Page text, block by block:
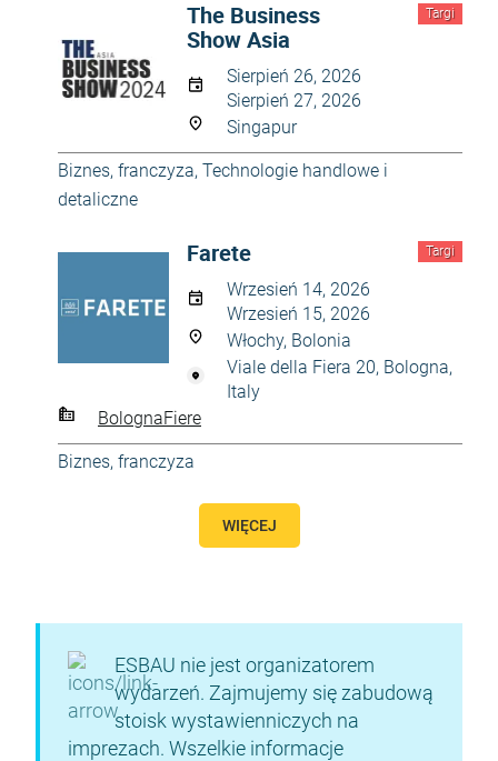
Targi
The Business
Show Asia
Sierpień 26, 2026
Sierpień 27, 2026
Singapur
Biznes, franczyza, Technologie handlowe i
detaliczne
Targi
Farete
Wrzesień 14, 2026
Wrzesień 15, 2026
Włochy, Bolonia
Viale della Fiera 20, Bologna,
Italy
BolognaFiere
Biznes, franczyza
WIĘCEJ
ESBAU nie jest organizatorem
wydarzeń. Zajmujemy się zabudową
stoisk wystawienniczych na
imprezach. Wszelkie informacje